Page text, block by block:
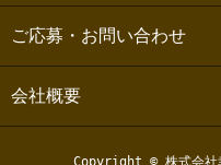
ご応募・お問い合わせ
会社概要